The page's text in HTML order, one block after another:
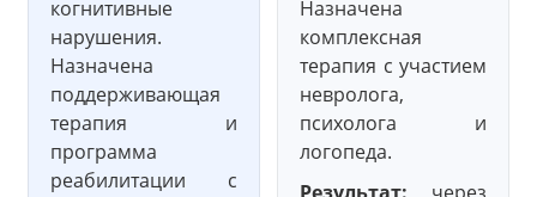
когнитивные
нарушения.
Назначена
поддерживающая
терапия и
программа
реабилитации с
Назначена
комплексная
терапия с участием
невролога,
психолога и
логопеда.